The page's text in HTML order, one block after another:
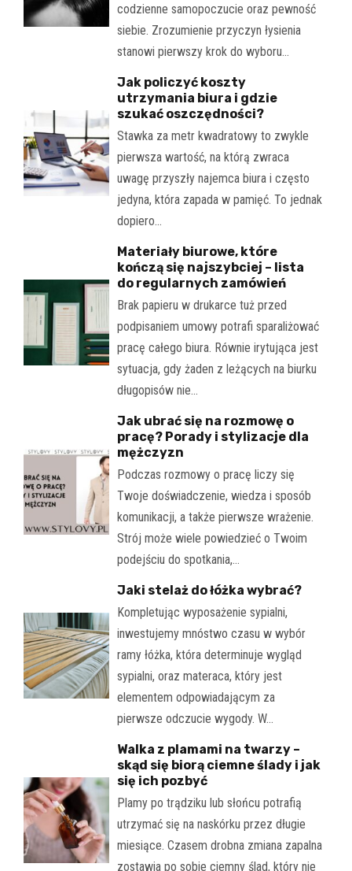
codzienne samopoczucie oraz pewność
siebie. Zrozumienie przyczyn łysienia
stanowi pierwszy krok do wyboru…
Jak policzyć koszty
utrzymania biura i gdzie
szukać oszczędności?
Stawka za metr kwadratowy to zwykle
pierwsza wartość, na którą zwraca
uwagę przyszły najemca biura i często
jedyna, która zapada w pamięć. To jednak
dopiero…
Materiały biurowe, które
kończą się najszybciej – lista
do regularnych zamówień
Brak papieru w drukarce tuż przed
podpisaniem umowy potrafi sparaliżować
pracę całego biura. Równie irytująca jest
sytuacja, gdy żaden z leżących na biurku
długopisów nie…
Jak ubrać się na rozmowę o
pracę? Porady i stylizacje dla
mężczyzn
Podczas rozmowy o pracę liczy się
Twoje doświadczenie, wiedza i sposób
komunikacji, a także pierwsze wrażenie.
Strój może wiele powiedzieć o Twoim
podejściu do spotkania,…
Jaki stelaż do łóżka wybrać?
Kompletując wyposażenie sypialni,
inwestujemy mnóstwo czasu w wybór
ramy łóżka, która determinuje wygląd
sypialni, oraz materaca, który jest
elementem odpowiadającym za
pierwsze odczucie wygody. W…
Walka z plamami na twarzy –
skąd się biorą ciemne ślady i jak
się ich pozbyć
Plamy po trądziku lub słońcu potrafią
utrzymać się na naskórku przez długie
miesiące. Czasem drobna zmiana zapalna
zostawia po sobie ciemny ślad, który nie